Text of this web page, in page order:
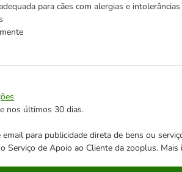
para cães com alergias e
nos últimos 30 dias.
para publicidade direta de bens ou
Serviço de Apoio ao Cliente da zooplus.